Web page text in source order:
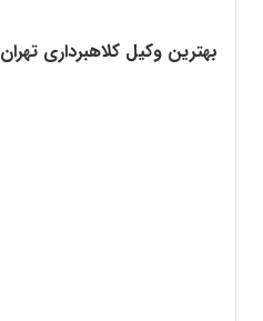
بهترین وکیل کلاهبرداری تهران